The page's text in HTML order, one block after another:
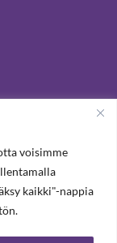
voisimme
kaikki"-nappia
20%